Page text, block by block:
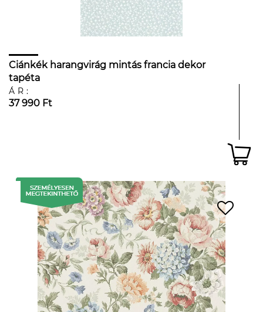
Ciánkék harangvirág mintás francia dekor
tapéta
ÁR:
37 990 Ft